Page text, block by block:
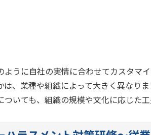
ように自社の実情に合わせてカスタマ
、業種や組織によって大きく異なり
いても、組織の規模や文化に応じた工